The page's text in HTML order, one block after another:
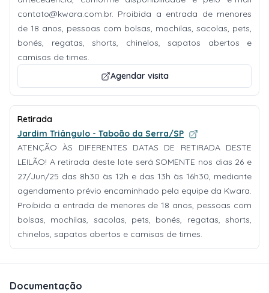
contato@kwara.com.br. Proibida a entrada de menores
de 18 anos, pessoas com bolsas, mochilas, sacolas, pets,
bonés, regatas, shorts, chinelos, sapatos abertos e
camisas de times.
Agendar visita
Retirada
Jardim Triângulo - Taboão da Serra/SP
ATENÇÃO ÀS DIFERENTES DATAS DE RETIRADA DESTE
LEILÃO! A retirada deste lote será SOMENTE nos dias 26 e
27/Jun/25 das 8h30 às 12h e das 13h às 16h30, mediante
agendamento prévio encaminhado pela equipe da Kwara.
Proibida a entrada de menores de 18 anos, pessoas com
bolsas, mochilas, sacolas, pets, bonés, regatas, shorts,
chinelos, sapatos abertos e camisas de times.
Documentação